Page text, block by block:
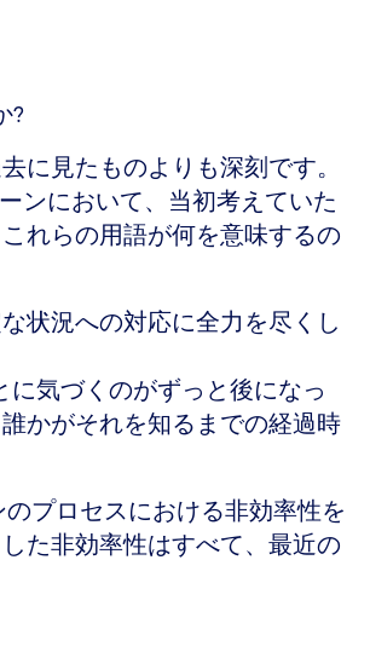
?
に見たものよりも深刻です。
ンにおいて、当初考えていた
れらの用語が何を意味するの
状況への対応に全力を尽くし
気づくのがずっと後になっ
かがそれを知るまでの経過時
プロセスにおける非効率性を
た非効率性はすべて、最近の